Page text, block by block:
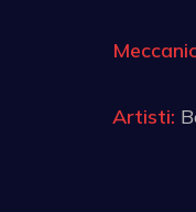
Artisti: